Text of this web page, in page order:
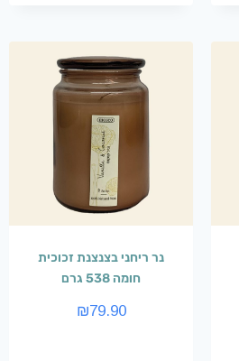
נר ריחני בצנצנת זכוכית
חומה 538 גרם
₪79.90